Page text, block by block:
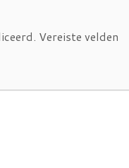
Vereiste velden